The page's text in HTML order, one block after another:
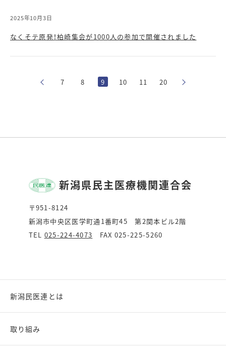
2025年10月3日
なくそテ原発！柏崎集会が1000人の参加で開催されました
7 8 9 10 11 20
新潟県民主医療機関連合会
〒951-8124
新潟市中央区医学町通1番町45 第2関本ビル2階
TEL 025-224-4073 FAX 025-225-5260
新潟民医連とは
取り組み